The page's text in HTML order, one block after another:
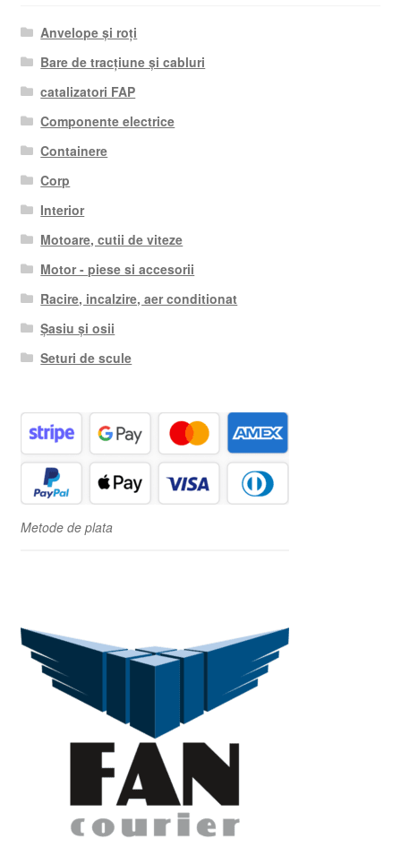
Anvelope și roți
Bare de tracțiune și cabluri
catalizatori FAP
Componente electrice
Containere
Corp
Interior
Motoare, cutii de viteze
Motor - piese si accesorii
Racire, incalzire, aer conditionat
Șasiu și osii
Seturi de scule
Metode de plata